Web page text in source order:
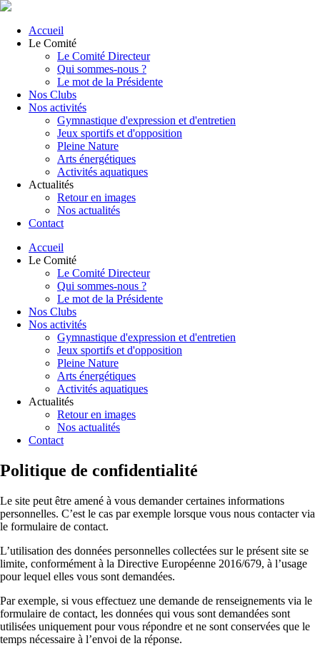
Accueil
Le Comité
Le Comité Directeur
Qui sommes-nous ?
Le mot de la Présidente
Nos Clubs
Nos activités
Gymnastique d'expression et d'entretien
Jeux sportifs et d'opposition
Pleine Nature
Arts énergétiques
Activités aquatiques
Actualités
Retour en images
Nos actualités
Contact
Accueil
Le Comité
Le Comité Directeur
Qui sommes-nous ?
Le mot de la Présidente
Nos Clubs
Nos activités
Gymnastique d'expression et d'entretien
Jeux sportifs et d'opposition
Pleine Nature
Arts énergétiques
Activités aquatiques
Actualités
Retour en images
Nos actualités
Contact
Politique de confidentialité
Le site peut être amené à vous demander certaines informations
personnelles. C’est le cas par exemple lorsque vous nous contacter via
le formulaire de contact.
L’utilisation des données personnelles collectées sur le présent site se
limite, conformément à la Directive Européenne 2016/679, à l’usage
pour lequel elles vous sont demandées.
Par exemple, si vous effectuez une demande de renseignements via le
formulaire de contact, les données qui vous sont demandées sont
utilisées uniquement pour vous répondre et ne sont conservées que le
temps nécessaire à l’envoi de la réponse.